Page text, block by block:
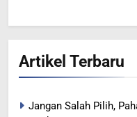
Artikel Terbaru
Jangan Salah Pilih,